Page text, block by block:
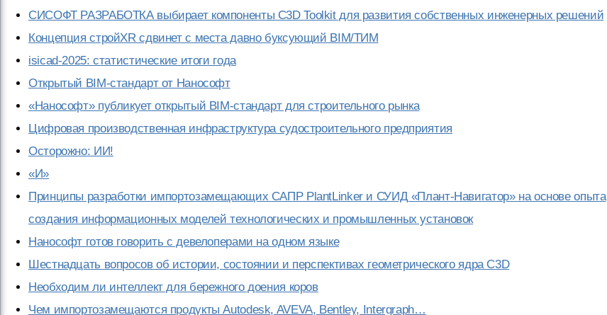
СИСОФТ РАЗРАБОТКА выбирает компоненты C3D Toolkit для развития собственных инженерных решений
Концепция стройXR сдвинет с места давно буксующий BIM/ТИМ
isicad-2025: статистические итоги года
Открытый BIM-стандарт от Нанософт
«Нанософт» публикует открытый BIM-стандарт для строительного рынка
Цифровая производственная инфраструктура судостроительного предприятия
Осторожно: ИИ!
«И»
Принципы разработки импортозамещающих САПР PlantLinker и СУИД «Плант-Навигатор» на основе опыта
создания информационных моделей технологических и промышленных установок
Нанософт готов говорить с девелоперами на одном языке
Шестнадцать вопросов об истории, состоянии и перспективах геометрического ядра C3D
Необходим ли интеллект для бережного доения коров
Чем импортозамещаются продукты Autodesk, AVEVA, Bentley, Intergraph…